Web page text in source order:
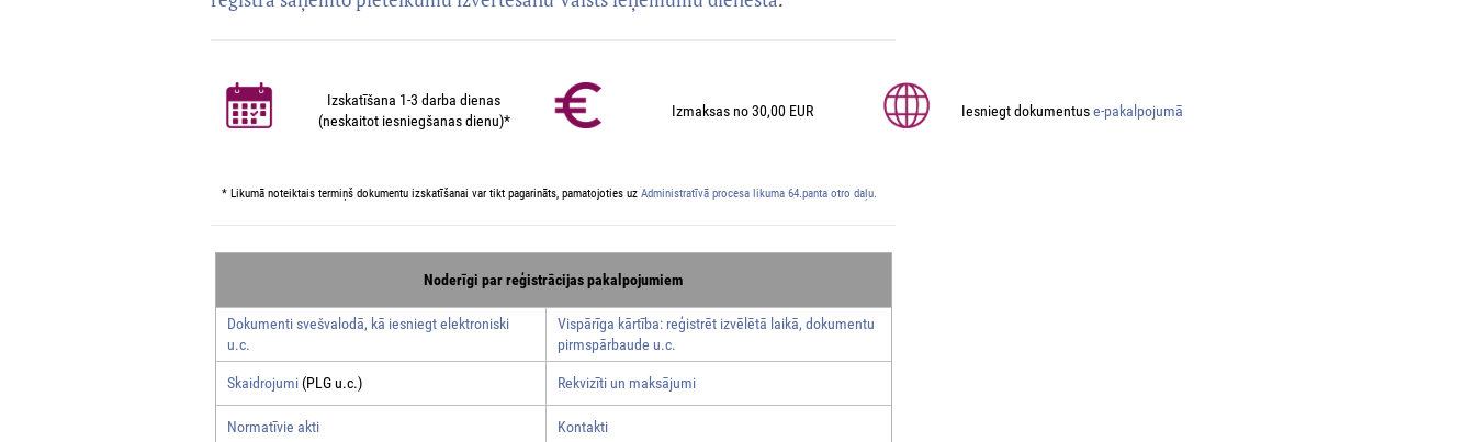
Izskatīšana 1-3 darba dienas
(neskaitot iesniegšanas dienu)*
Izmaksas no 30,00 EUR Iesniegt dokumentuse-pakalpojumā
* Likumā noteiktais termiņš dokumentu izskatīšanai var tikt pagarināts, pamatojoties uz Administratīvā procesa likuma 64.panta otro daļu.
Noderīgi par reģistrācijas pakalpojumiem
Dokumenti svešvalodā, kā iesniegt elektroniski
u.c.
Vispārīga kārtība: reģistrēt izvēlētā laikā, dokumentu
pirmspārbaude u.c.
Skaidrojumi(PLG u.c.) Rekvizīti un maksājumi
Normatīvie akti Kontakti